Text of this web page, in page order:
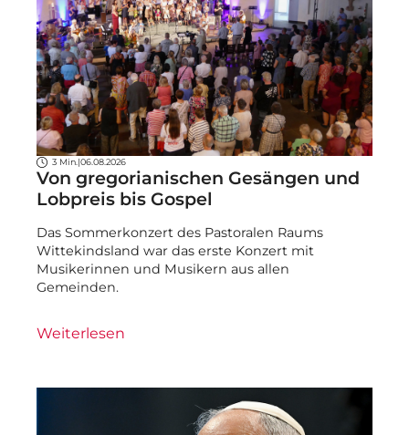
3 Min.|06.08.2026
Von gregorianischen Gesängen und
Lobpreis bis Gospel
Das Sommerkonzert des Pastoralen Raums
Wittekindsland war das erste Konzert mit
Musikerinnen und Musikern aus allen
Gemeinden.
Weiterlesen